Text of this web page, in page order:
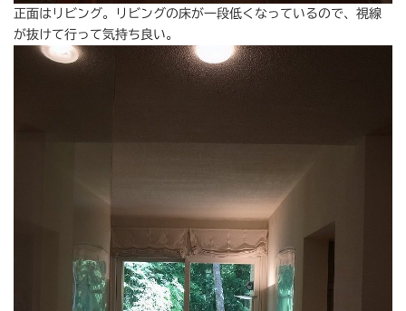
正面はリビング。リビングの床が一段低くなっているので、視線
が抜けて行って気持ち良い。